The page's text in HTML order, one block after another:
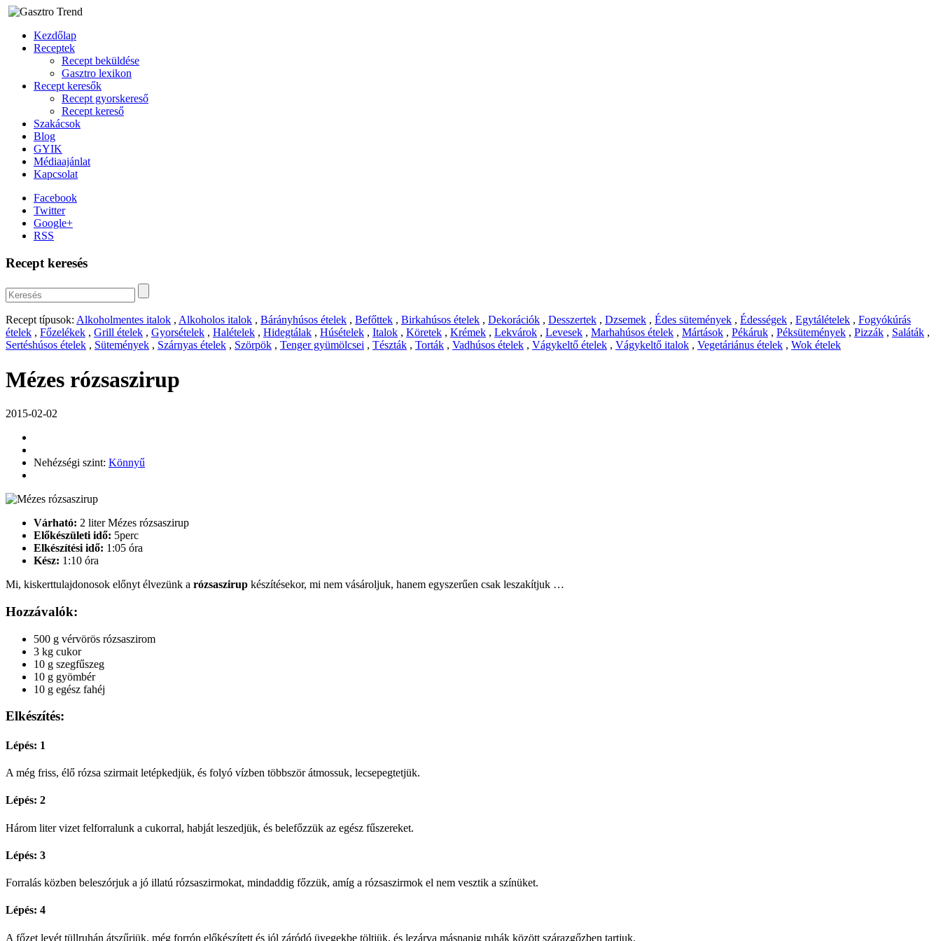
Kezdőlap
Receptek
Recept beküldése
Gasztro lexikon
Recept keresők
Recept gyorskereső
Recept kereső
Szakácsok
Blog
GYIK
Médiaajánlat
Kapcsolat
Facebook
Twitter
Google+
RSS
Recept keresés
Recept típusok: Alkoholmentes italok , Alkoholos italok , Bárányhúsos ételek , Befőttek , Birkahúsos ételek , Dekorációk , Desszertek , Dzsemek , Édes sütemények , Édességek , Egytálételek , Fogyókúrás
ételek , Főzelékek , Grill ételek , Gyorsételek , Halételek , Hidegtálak , Húsételek , Italok , Köretek , Krémek , Lekvárok , Levesek , Marhahúsos ételek , Mártások , Pékáruk , Péksütemények , Pizzák , Saláták ,
Sertéshúsos ételek , Sütemények , Szárnyas ételek , Szörpök , Tenger gyümölcsei , Tészták , Torták , Vadhúsos ételek , Vágykeltő ételek , Vágykeltő italok , Vegetáriánus ételek , Wok ételek
Mézes rózsaszirup
2015-02-02
Nehézségi szint: Könnyű
Várható: 2 liter Mézes rózsaszirup
Előkészületi idő: 5perc
Elkészítési idő: 1:05 óra
Kész: 1:10 óra
Mi, kiskerttulajdonosok előnyt élvezünk a rózsaszirup készítésekor, mi nem vásároljuk, hanem egyszerűen csak leszakítjuk …
Hozzávalók:
500 g vérvörös rózsaszirom
3 kg cukor
10 g szegfűszeg
10 g gyömbér
10 g egész fahéj
Elkészítés:
Lépés: 1
A még friss, élő rózsa szirmait letépkedjük, és folyó vízben többször átmossuk, lecsepegtetjük.
Lépés: 2
Három liter vizet felforralunk a cukorral, habját leszedjük, és belefőzzük az egész fűszereket.
Lépés: 3
Forralás közben beleszórjuk a jó illatú rózsaszirmokat, mindaddig főzzük, amíg a rózsaszirmok el nem vesztik a színüket.
Lépés: 4
A főzet levét tüllruhán átszűrjük, még forrón előkészített és jól záródó üvegekbe töltjük, és lezárva másnapig ruhák között szárazgőzben tartjuk.